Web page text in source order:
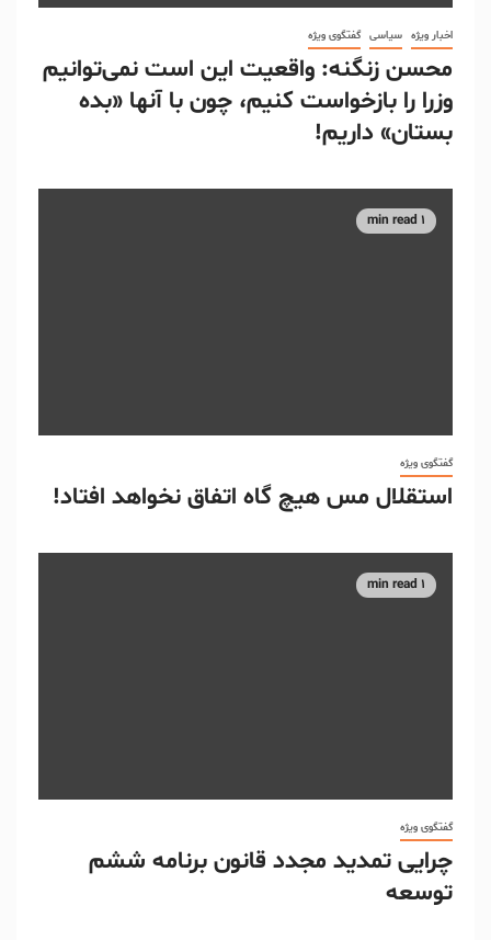
اخبار ویژه سیاسی گفتگوی ویژه
محسن زنگنه: واقعیت این است نمی‌توانیم
وزرا را بازخواست کنیم، چون با آنها «بده
بستان» داریم!
1 min read
گفتگوی ویژه
استقلال مس هیچ گاه اتفاق نخواهد افتاد!
1 min read
گفتگوی ویژه
چرایی تمدید مجدد قانون برنامه ششم
توسعه